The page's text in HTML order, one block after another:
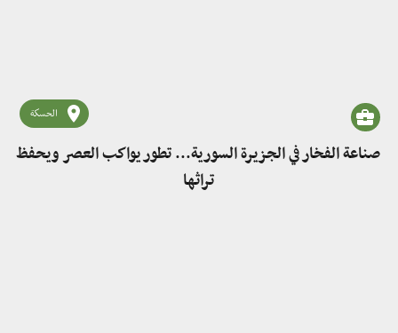
الحسكة
صناعة الفخار في الجزيرة السورية... تطور يواكب العصر ويحفظ
تراثها